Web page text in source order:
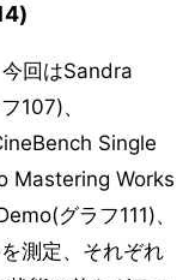
回はSandra
107)、
Single
Mastering Works
グラフ111)、
測定、それぞれ